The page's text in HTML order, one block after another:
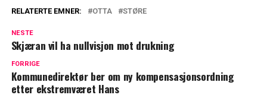
RELATERTE EMNER: OTTA STØRE
NESTE
Skjæran vil ha nullvisjon mot drukning
FORRIGE
Kommunedirektør ber om ny kompensasjonsordning
etter ekstremværet Hans